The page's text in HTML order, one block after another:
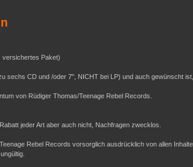
versichertes Paket)
sechs CD und /oder 7", NICHT bei LP) und auch gewünscht
von Rüdiger Thomas/Teenage Rebel Records.
jeder Art aber auch nicht, Nachfragen zwecklos.
Rebel Records vorsorglich ausdrücklich von allen